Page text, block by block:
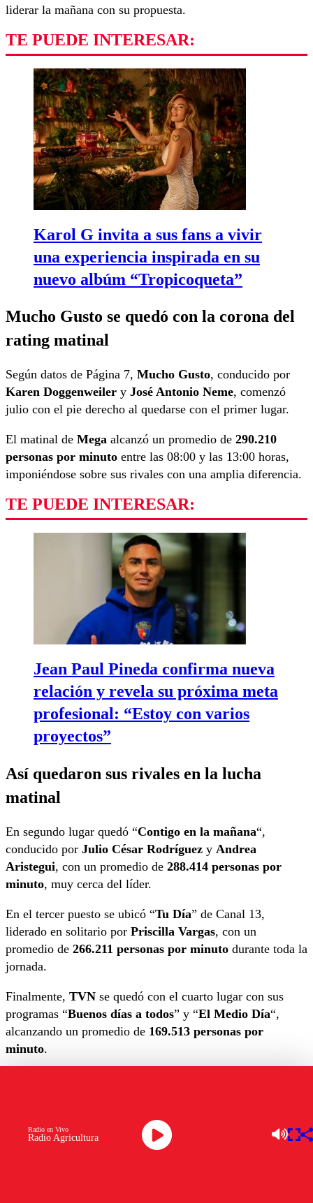
liderar la mañana con su propuesta.
TE PUEDE INTERESAR:
Karol G invita a sus fans a vivir
una experiencia inspirada en su
nuevo albúm “Tropicoqueta”
Mucho Gusto se quedó con la corona del
rating matinal
Según datos de Página 7, Mucho Gusto, conducido por
Karen Doggenweiler y José Antonio Neme, comenzó
julio con el pie derecho al quedarse con el primer lugar.
El matinal de Mega alcanzó un promedio de 290.210
personas por minuto entre las 08:00 y las 13:00 horas,
imponiéndose sobre sus rivales con una amplia diferencia.
TE PUEDE INTERESAR:
Jean Paul Pineda confirma nueva
relación y revela su próxima meta
profesional: “Estoy con varios
proyectos”
Así quedaron sus rivales en la lucha
matinal
En segundo lugar quedó “Contigo en la mañana“,
conducido por Julio César Rodríguez y Andrea
Aristegui, con un promedio de 288.414 personas por
minuto, muy cerca del líder.
En el tercer puesto se ubicó “Tu Día” de Canal 13,
liderado en solitario por Priscilla Vargas, con un
promedio de 266.211 personas por minuto durante toda la
jornada.
Finalmente, TVN se quedó con el cuarto lugar con sus
programas “Buenos días a todos” y “El Medio Día“,
alcanzando un promedio de 169.513 personas por
minuto.
MEGA
MUCHO GUSTO
Radio Agricultura
Radio en Vivo